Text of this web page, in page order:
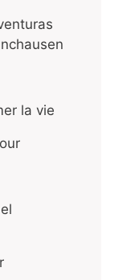
la vie